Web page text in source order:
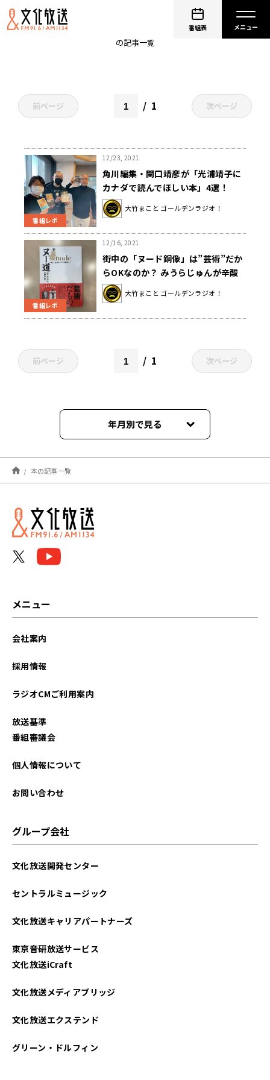
番組表
の記事一覧
前ページ 1 次ページ
番組レポ
12/23, 2021
角川編集・関口靖彦が「光浦靖子に
カナダで読んでほしい本」4選！
『残月記』『同志少女よ、敵を撃
て』etc 〜12月23日「大竹まこと
大竹まこと ゴールデンラジオ！
番組レポ
12/16, 2021
街中の「ヌード銅像」は”芸術”だか
らOKなのか？ みうらじゅんが辛酸
なめ子との初共著を語る〜12月16日
「大竹まこと ゴールデンラジオ」
大竹まこと ゴールデンラジオ！
前ページ 1 次ページ
年月別で見る
2026年06月
2026年05月
2025年05月
2022年03月
2021年12月
本の記事一覧
メニュー
会社案内
採用情報
ラジオCMご利用案内
放送基準
番組審議会
個人情報について
お問い合わせ
グループ会社
文化放送開発センター
セントラルミュージック
文化放送キャリアパートナーズ
東京音研放送サービス
文化放送iCraft
文化放送メディアブリッジ
文化放送エクステンド
グリーン・ドルフィン